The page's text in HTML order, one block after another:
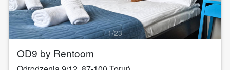
1/23
OD9 by Rentoom